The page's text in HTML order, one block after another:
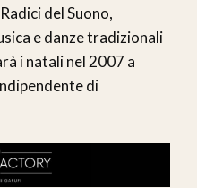
del Suono,
e danze tradizionali
i natali nel 2007 a
di